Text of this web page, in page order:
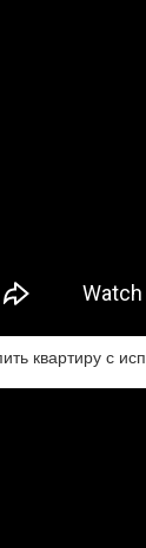
квартиру с